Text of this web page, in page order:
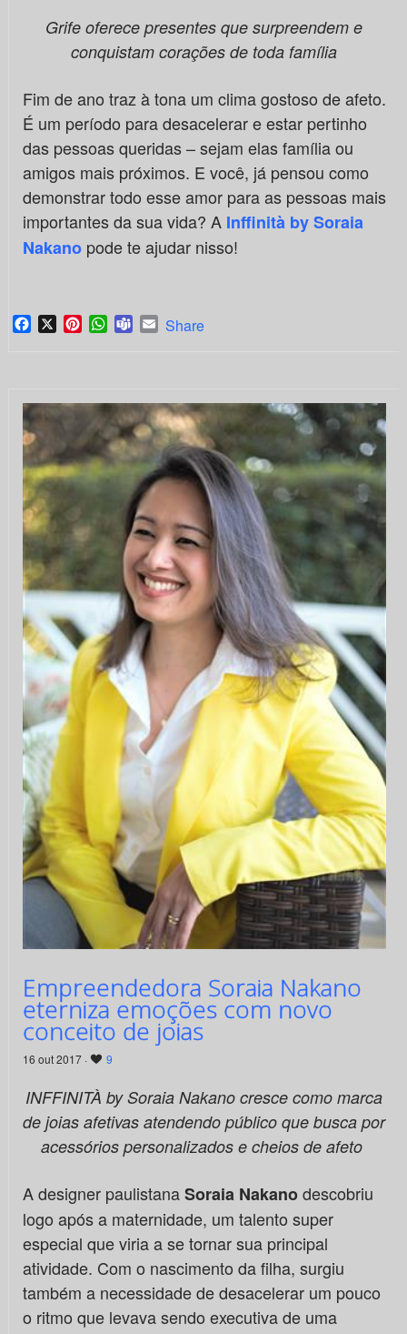
Grife oferece presentes que surpreendem e
conquistam corações de toda família
Fim de ano traz à tona um clima gostoso de afeto.
É um período para desacelerar e estar pertinho
das pessoas queridas – sejam elas família ou
amigos mais próximos. E você, já pensou como
demonstrar todo esse amor para as pessoas mais
importantes da sua vida? AInffinità by Soraia
Nakano pode te ajudar nisso!
Facebook
X PinterestWhatsApp
TeamsEmail
Share
Empreendedora Soraia Nakano
eterniza emoções com novo
conceito de joias
16 out 2017 · 9
INFFINITÀ by Soraia Nakano cresce como marca
de joias afetivas atendendo público que busca por
acessórios personalizados e cheios de afeto
A designer paulistanaSoraia Nakanodescobriu
logo após a maternidade, um talento super
especial que viria a se tornar sua principal
atividade. Com o nascimento da filha, surgiu
também a necessidade de desacelerar um pouco
o ritmo que levava sendo executiva de uma